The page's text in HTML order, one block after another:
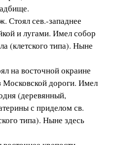
Стоял сев.-западнее
и лугами. Имел собор
(клетского типа). Ныне
на восточной окраине
Московской дороги. Имел
(деревянный,
с приделом св.
типа). Ныне здесь